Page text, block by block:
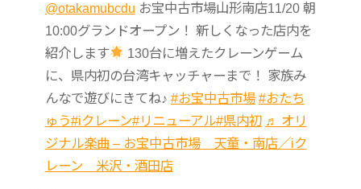
@otakamubcdu お宝中古市場山形南店11/20 朝
10:00グランドオープン！ 新しくなった店内を
紹介します
130台に増えたクレーンゲーム
に、県内初の台湾キャッチャーまで！ 家族み
んなで遊びにきてね♪ #お宝中古市場 #おたち
ゅう#iクレーン#リニューアル#県内初 ♬ オリ
ジナル楽曲 – お宝中古市場 天童・南店／iク
レーン 米沢・酒田店